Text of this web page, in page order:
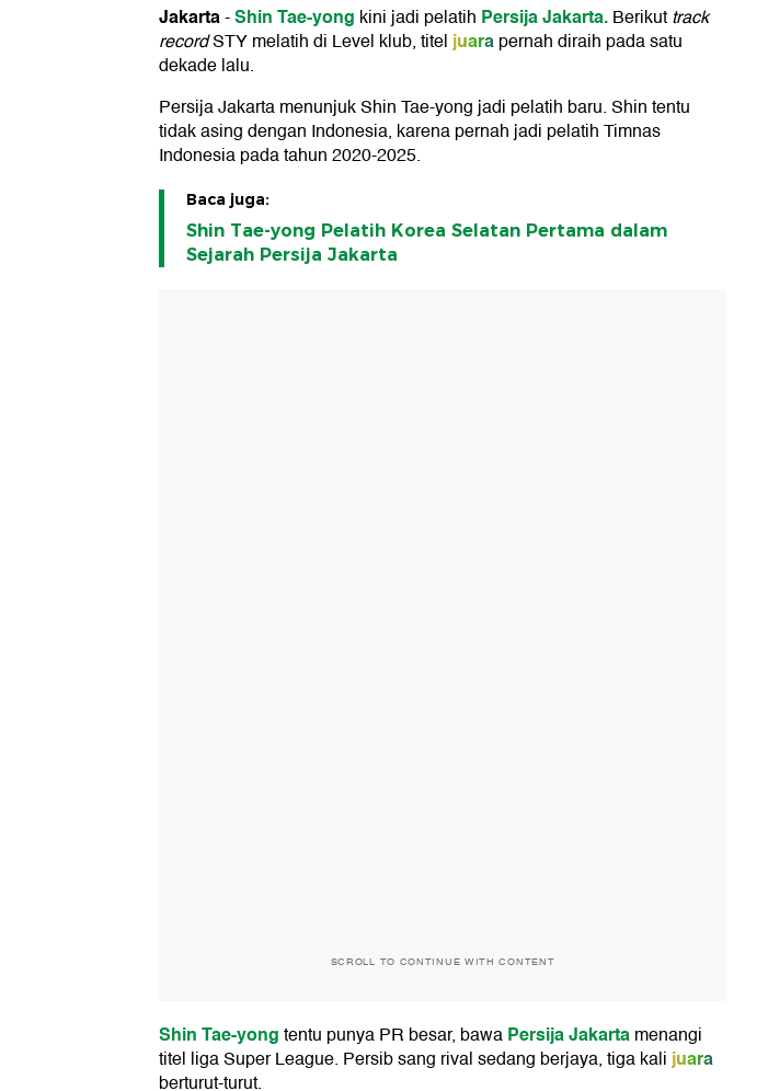
Jakarta-Shin Tae-yong kini jadi pelatih Persija Jakarta.Berikuttrack
recordSTY melatih di Level klub, titeljuarapernah diraih pada satu
dekade lalu.
Persija Jakarta menunjuk Shin Tae-yong jadi pelatih baru. Shin tentu
tidak asing dengan Indonesia, karena pernah jadi pelatih Timnas
Indonesia pada tahun 2020-2025.
Baca juga:
Shin Tae-yong Pelatih Korea Selatan Pertama dalam
Sejarah Persija Jakarta
SCROLL TO CONTINUE WITH CONTENT
Shin Tae-yongtentu punya PR besar, bawaPersija Jakartamenangi
titel liga Super League. Persib sang rival sedang berjaya, tiga kalijuara
berturut-turut.